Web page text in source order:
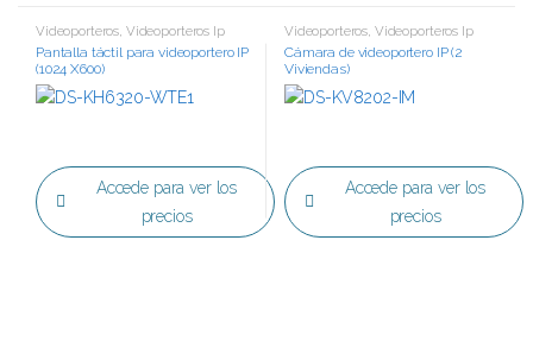
Videoporteros Videoporteros Ip
Pantalla táctil para videoportero IP
(1024 X600)
Accede para ver los
precios
Videoporteros Videoporteros Ip
Cámara de videoportero IP (2
Viviendas)
Accede para ver los
precios